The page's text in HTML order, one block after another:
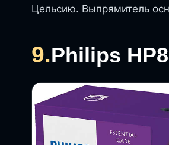
Цельсию. Выпрямитель
9.Philips